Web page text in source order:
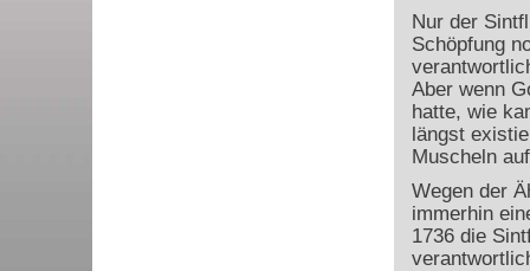
Nur der
Schöpfung
Aber wenn
hatte, wie
längst
Muscheln
Wegen der
immerhin
1736 die